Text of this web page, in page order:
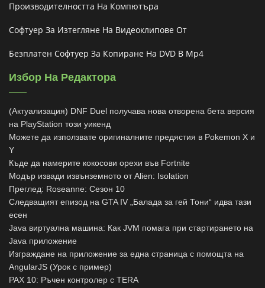
Производителността На Компютъра
Софтуер За Изтегляне На Видеоклипове От
Безплатен Софтуер За Копиране На DVD В Mp4
Избор На Редактора
(Актуализация) DNF Duel получава нова отворена бета версия
на PlayStation този уикенд
Можете да използвате оригиналните предястия в Pokemon X и
Y
Къде да намерите кокосови орехи във Fortnite
Модър извади извънземното от Alien: Isolation
Преглед: Roseanne: Сезон 10
Следващият епизод на GTA IV „Балада за гей Тони“ идва тази
есен
Java виртуална машина: Как JVM помага при стартирането на
Java приложение
Изграждане на приложение за една страница с помощта на
AngularJS (Урок с пример)
PAX 10: Ръчен контролер с TERA